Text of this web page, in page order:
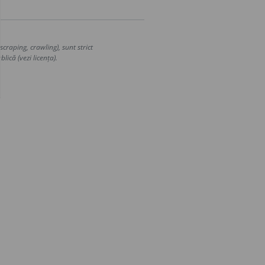
crawling), sunt strict
(vezi licența).